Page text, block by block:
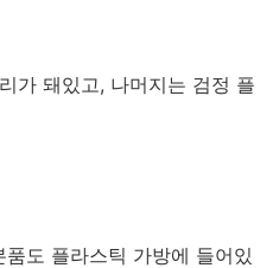
가 돼있고, 나머지는 검정 플
도 플라스틱 가방에 들어있